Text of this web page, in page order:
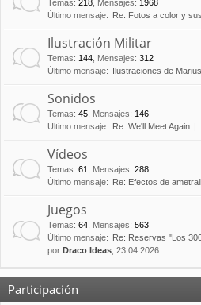
Temas: 218 Mensajes: 1968
Último mensaje:
Re: Fotos a color y
Ilustración Militar
Temas: 144 Mensajes: 312
Último mensaje:
Ilustraciones de
Sonidos
Temas: 45 Mensajes: 146
Último mensaje:
Re: We'll Meet Again
Vídeos
Temas: 61 Mensajes: 288
Último mensaje:
Re: Efectos de
Juegos
Temas: 64 Mensajes: 563
Último mensaje:
Re: Reservas "Los
por Draco Ideas , 23 04 2026
Participación